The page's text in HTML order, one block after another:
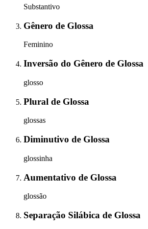
Substantivo
Gênero de Glossa
Feminino
Inversão do Gênero de Glossa
glosso
Plural de Glossa
glossas
Diminutivo de Glossa
glossinha
Aumentativo de Glossa
glossão
Separação Silábica de Glossa